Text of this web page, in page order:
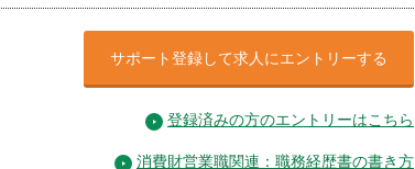
サポート登録して求人にエントリーする
登録済みの方のエントリーはこちら
消費財営業職関連：職務経歴書の書き方